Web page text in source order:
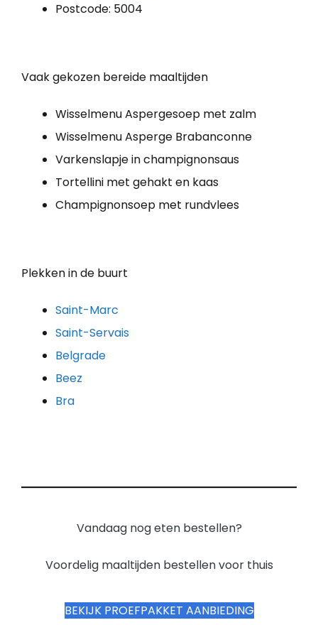
Postcode: 5004
Vaak gekozen bereide maaltijden
Wisselmenu Aspergesoep met zalm
Wisselmenu Asperge Brabanconne
Varkenslapje in champignonsaus
Tortellini met gehakt en kaas
Champignonsoep met rundvlees
Plekken in de buurt
Saint-Marc
Saint-Servais
Belgrade
Beez
Bra
Vandaag nog eten bestellen?
Voordelig maaltijden bestellen voor thuis
BEKIJK PROEFPAKKET AANBIEDING